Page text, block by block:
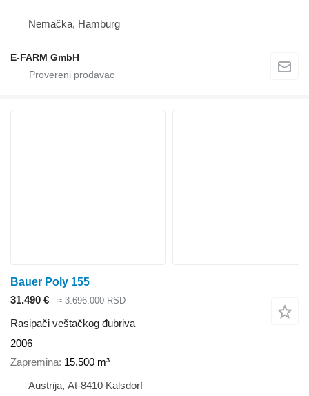
Nemačka, Hamburg
E-FARM GmbH
Bauer Poly 155
31.490 €
≈ 3.696.000 RSD
Rasipači veštačkog đubriva
2006
Zapremina 15.500 m³
Austrija, At-8410 Kalsdorf